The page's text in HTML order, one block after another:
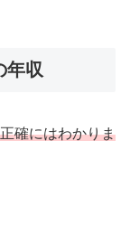
年収
確にはわかりま